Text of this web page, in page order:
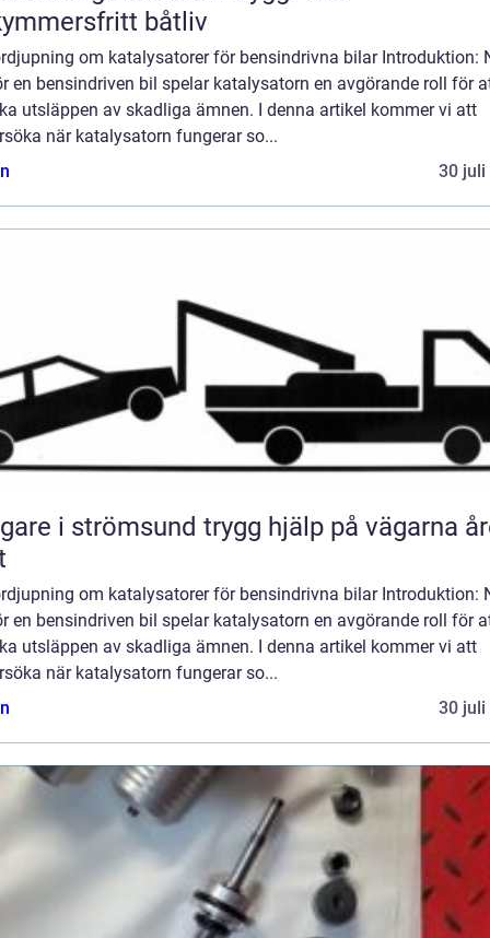
båtliv
om katalysatorer för bensindrivna bilar Introduktion:
en bensindriven bil spelar katalysatorn en avgörande roll för
utsläppen av skadliga ämnen. I denna artikel kommer vi att
när katalysatorn fungerar so...
30 juli
strömsund trygg hjälp på vägarna året
om katalysatorer för bensindrivna bilar Introduktion:
en bensindriven bil spelar katalysatorn en avgörande roll för
utsläppen av skadliga ämnen. I denna artikel kommer vi att
när katalysatorn fungerar so...
30 juli